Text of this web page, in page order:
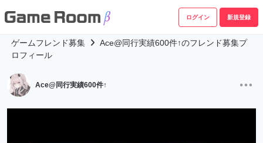
ログイン 新規登録
ゲームフレンド募集
Ace@同行実績600件↑のフレンド募集プ
ロフィール
Ace@同行実績600件↑